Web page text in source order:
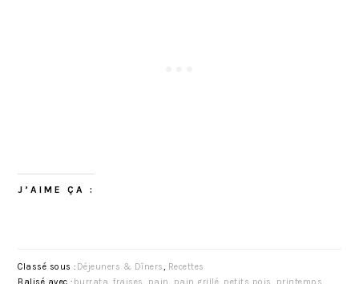
J’AIME ÇA :
Classé sous : Déjeuners & Dîners, Recettes
Balisé avec : burrata ,fraises pain pain grillé petits pois printemps